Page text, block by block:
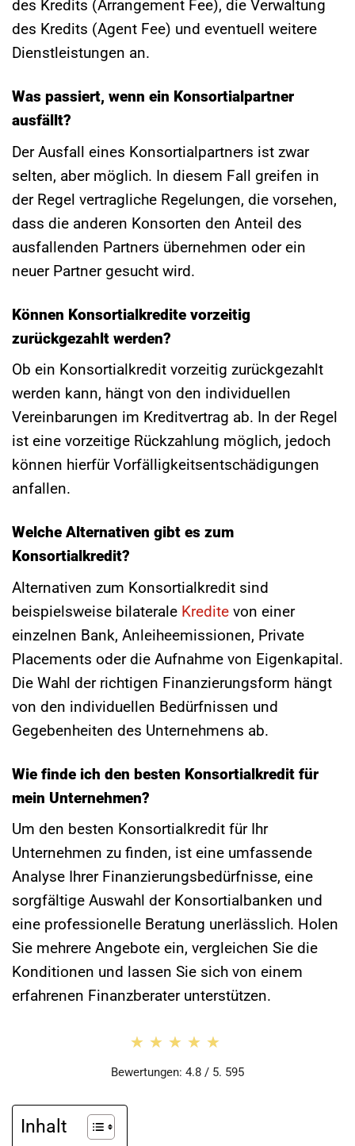
des Kredits (Arrangement Fee), die Verwaltung
des Kredits (Agent Fee) und eventuell weitere
Dienstleistungen an.
Was passiert, wenn ein Konsortialpartner
ausfällt?
Der Ausfall eines Konsortialpartners ist zwar
selten, aber möglich. In diesem Fall greifen in
der Regel vertragliche Regelungen, die vorsehen,
dass die anderen Konsorten den Anteil des
ausfallenden Partners übernehmen oder ein
neuer Partner gesucht wird.
Können Konsortialkredite vorzeitig
zurückgezahlt werden?
Ob ein Konsortialkredit vorzeitig zurückgezahlt
werden kann, hängt von den individuellen
Vereinbarungen im Kreditvertrag ab. In der Regel
ist eine vorzeitige Rückzahlung möglich, jedoch
können hierfür Vorfälligkeitsentschädigungen
anfallen.
Welche Alternativen gibt es zum
Konsortialkredit?
Alternativen zum Konsortialkredit sind
beispielsweise bilaterale Kredite von einer
einzelnen Bank, Anleiheemissionen, Private
Placements oder die Aufnahme von Eigenkapital.
Die Wahl der richtigen Finanzierungsform hängt
von den individuellen Bedürfnissen und
Gegebenheiten des Unternehmens ab.
Wie finde ich den besten Konsortialkredit für
mein Unternehmen?
Um den besten Konsortialkredit für Ihr
Unternehmen zu finden, ist eine umfassende
Analyse Ihrer Finanzierungsbedürfnisse, eine
sorgfältige Auswahl der Konsortialbanken und
eine professionelle Beratung unerlässlich. Holen
Sie mehrere Angebote ein, vergleichen Sie die
Konditionen und lassen Sie sich von einem
erfahrenen Finanzberater unterstützen.
★★★★★
★★★★★
Bewertungen: 4.8 / 5. 595
Inhalt